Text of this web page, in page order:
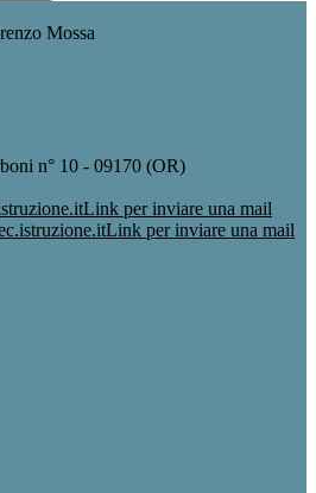
Mossa
n° 10 - 09170 (OR)
Link per inviare una mail
Link per inviare una mail